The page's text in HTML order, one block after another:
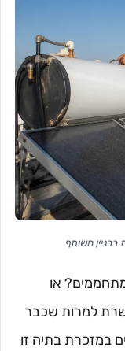
בבניין משותף
או
למרות שכבר
במזכרת בתיה זו